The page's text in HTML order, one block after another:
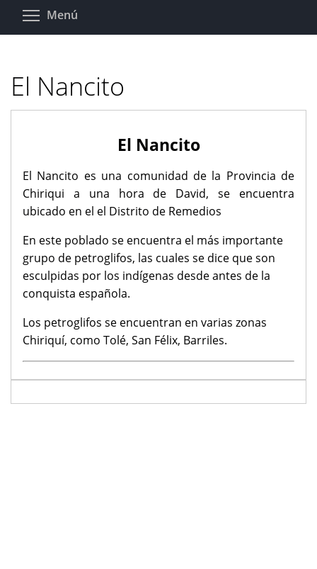
Pasar
Menú
El Nancito
El Nancito
El Nancito es una comunidad de la Provincia de
Chiriqui a una hora de David, se encuentra
ubicado en el el Distrito de Remedios
En este poblado se encuentra el más importante
grupo de petroglifos, las cuales se dice que son
esculpidas por los indígenas desde antes de la
conquista española.
Los petroglifos se encuentran en varias zonas
Chiriquí, como Tolé, San Félix, Barriles.